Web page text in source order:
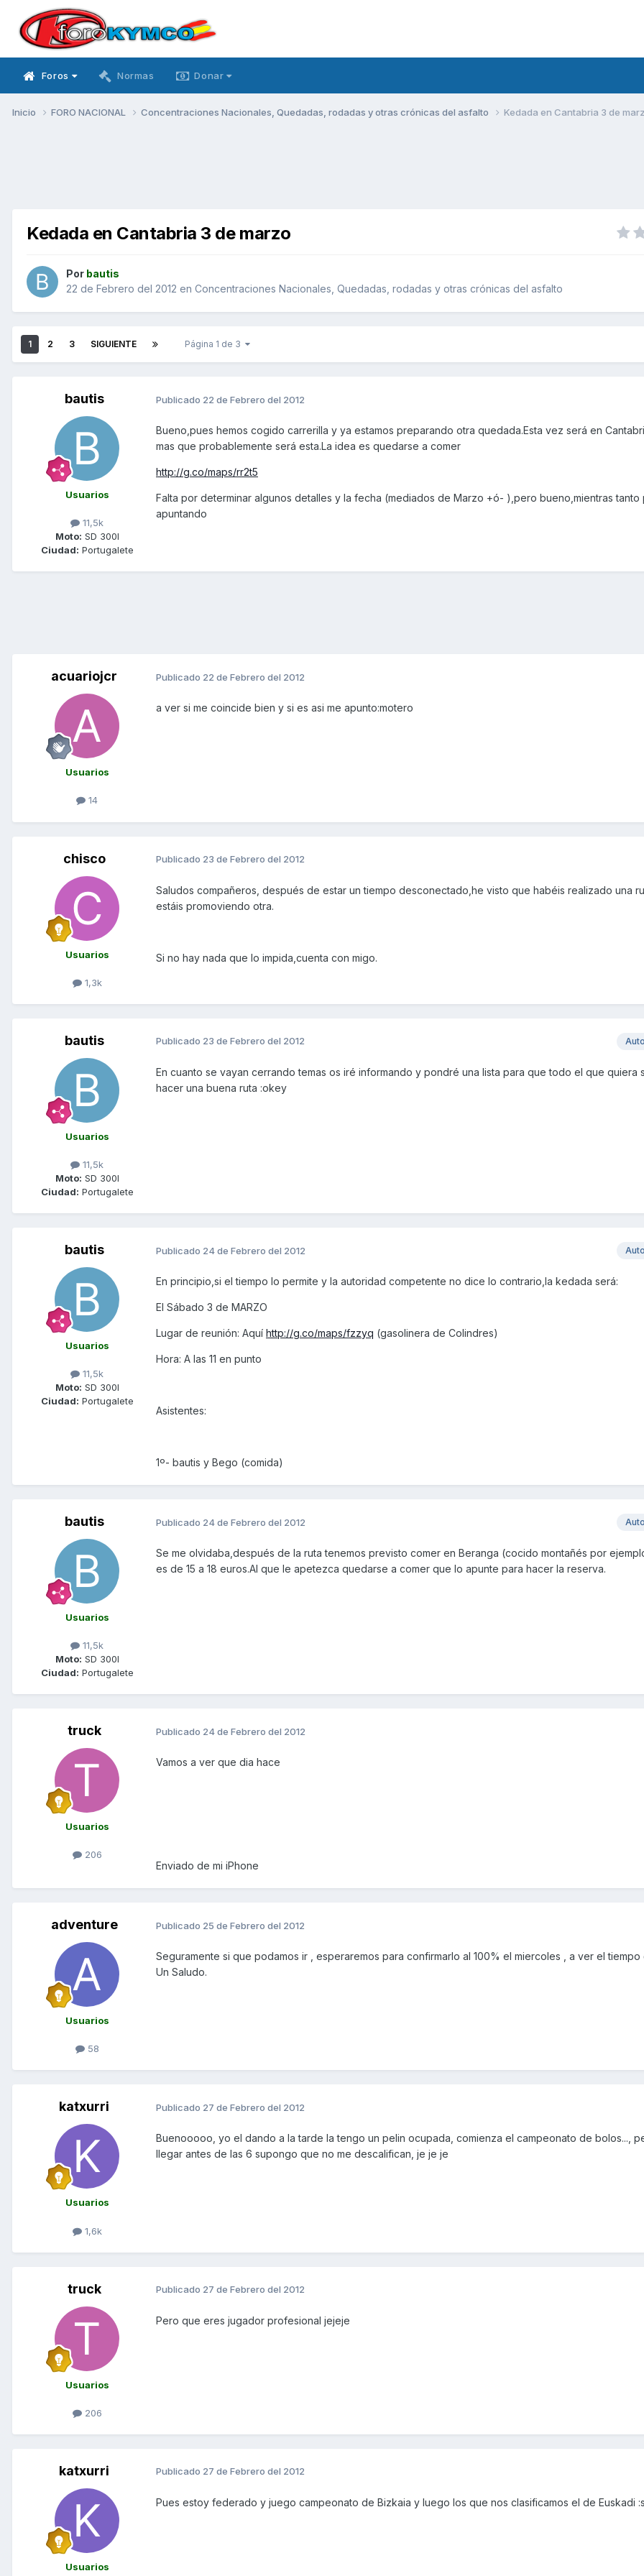
Foros Normas Donar
Inicio FORO NACIONAL Concentraciones Nacionales, Quedadas, rodadas y otras crónicas del asfalto Kedada en Cantabria 3 de
Kedada en Cantabria 3 de marzo
Por bautis
22 de Febrero del 2012 en Concentraciones Nacionales, Quedadas, rodadas y otras crónicas del asfalto
1 2 3 SIGUIENTE Página 1 de 3
bautis
Usuarios
11,5k
Moto: SD 300I
Ciudad: Portugalete
Publicado 22 de Febrero del 2012
Bueno,pues hemos cogido carrerilla y ya estamos preparando otra quedada.Esta vez será en
mas que probablemente será esta.La idea es quedarse a comer
http://g.co/maps/rr2t5
Falta por determinar algunos detalles y la fecha (mediados de Marzo +ó- ),pero bueno,mientras tanto
apuntando
acuariojcr
Usuarios
14
Publicado 22 de Febrero del 2012
a ver si me coincide bien y si es asi me apunto:motero
chisco
Usuarios
1,3k
Publicado 23 de Febrero del 2012
Saludos compañeros, después de estar un tiempo desconectado,he visto que habéis realizado una
estáis promoviendo otra.
Si no hay nada que lo impida,cuenta con migo.
bautis
Usuarios
11,5k
Moto: SD 300I
Ciudad: Portugalete
Publicado 23 de Febrero del 2012
En cuanto se vayan cerrando temas os iré informando y pondré una lista para que todo el que quiera
hacer una buena ruta :okey
bautis
Usuarios
11,5k
Moto: SD 300I
Ciudad: Portugalete
Publicado 24 de Febrero del 2012
En principio,si el tiempo lo permite y la autoridad competente no dice lo contrario,la kedada será:
El Sábado 3 de MARZO
Lugar de reunión: Aquí http://g.co/maps/fzzyq (gasolinera de Colindres)
Hora: A las 11 en punto
Asistentes:
1º- bautis y Bego (comida)
bautis
Usuarios
11,5k
Moto: SD 300I
Ciudad: Portugalete
Publicado 24 de Febrero del 2012
Se me olvidaba,después de la ruta tenemos previsto comer en Beranga (cocido montañés por
es de 15 a 18 euros.Al que le apetezca quedarse a comer que lo apunte para hacer la reserva.
truck
Usuarios
206
Publicado 24 de Febrero del 2012
Vamos a ver que dia hace
Enviado de mi iPhone
adventure
Usuarios
58
Publicado 25 de Febrero del 2012
Seguramente si que podamos ir , esperaremos para confirmarlo al 100% el miercoles , a ver el tiempo
Un Saludo.
katxurri
Usuarios
1,6k
Publicado 27 de Febrero del 2012
Buenooooo, yo el dando a la tarde la tengo un pelin ocupada, comienza el campeonato de bolos...,
llegar antes de las 6 supongo que no me descalifican, je je je
truck
Usuarios
206
Publicado 27 de Febrero del 2012
Pero que eres jugador profesional jejeje
katxurri
Usuarios
Publicado 27 de Febrero del 2012
Pues estoy federado y juego campeonato de Bizkaia y luego los que nos clasificamos el de Euskadi